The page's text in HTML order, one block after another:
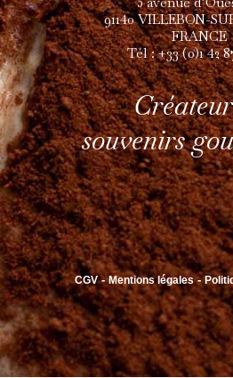
91140 VILLEBON-
FRANCE
Tél : +33 (0)1 42
souvenirs
CGV-Mentions légales-